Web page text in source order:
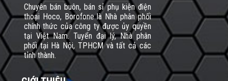
Chuyên bán buôn, bán sỉ phụ kiện điện
thoại Hoco, Borofone là Nhà phân phối
chính thức của công ty được ủy quyền
tại Việt Nam. Tuyển đại lý, Nhà phân
phối tại Hà Nội, TPHCM và tất cả các
tỉnh thành.